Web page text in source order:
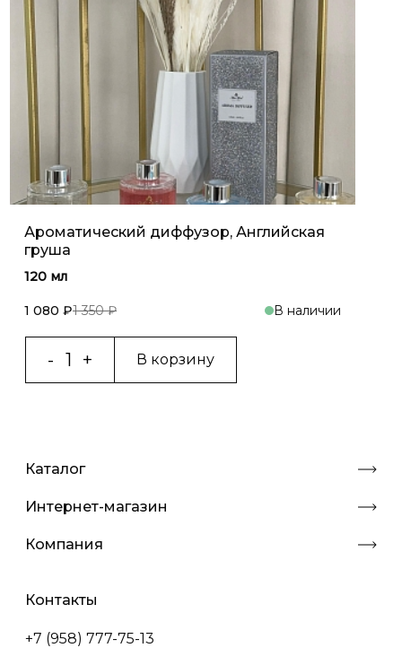
Ароматический диффузор, Английская
груша
120 мл
1 080 ₽1 350 ₽ В наличии
В корзину
Каталог
Интернет-магазин
Компания
Контакты
+7 (958) 777-75-13